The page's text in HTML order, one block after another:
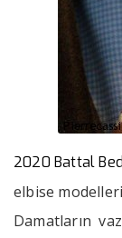
2020 Battal
elbise
Damatların